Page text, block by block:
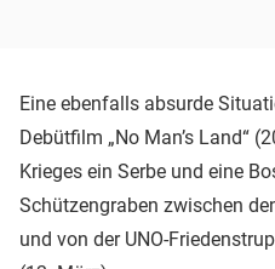
Eine ebenfalls absurde
Debütfilm „No Man’s Land“
Krieges ein Serbe und eine
Schützengraben zwischen
und von der UNO-